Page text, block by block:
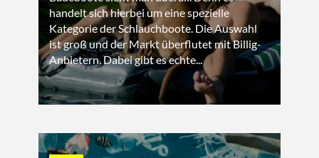
handelt sich hierbei um eine spezielle
Kategorie der Schlauchboote. Die Auswahl
ist groß und der Markt überflutet mit Billig-
Anbietern. Dabei gibt es echte...